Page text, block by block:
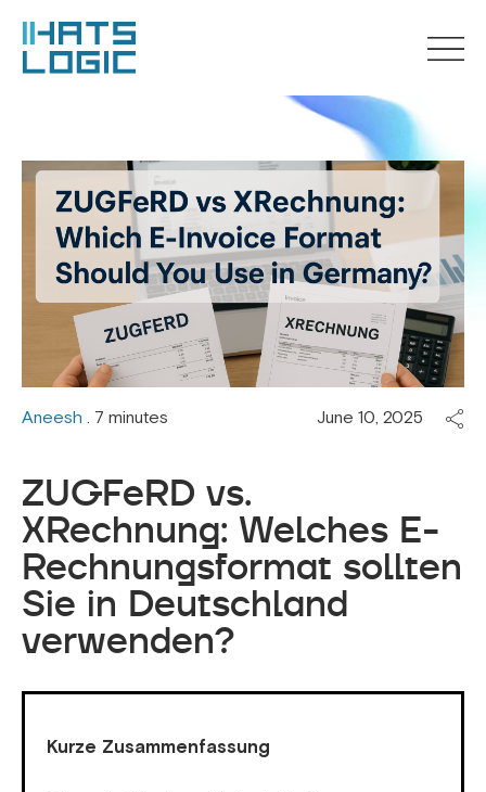
Aneesh . 7 minutes June 10, 2025
ZUGFeRD vs.
XRechnung: Welches E-
Rechnungsformat sollten
Sie in Deutschland
verwenden?
Kurze Zusammenfassung